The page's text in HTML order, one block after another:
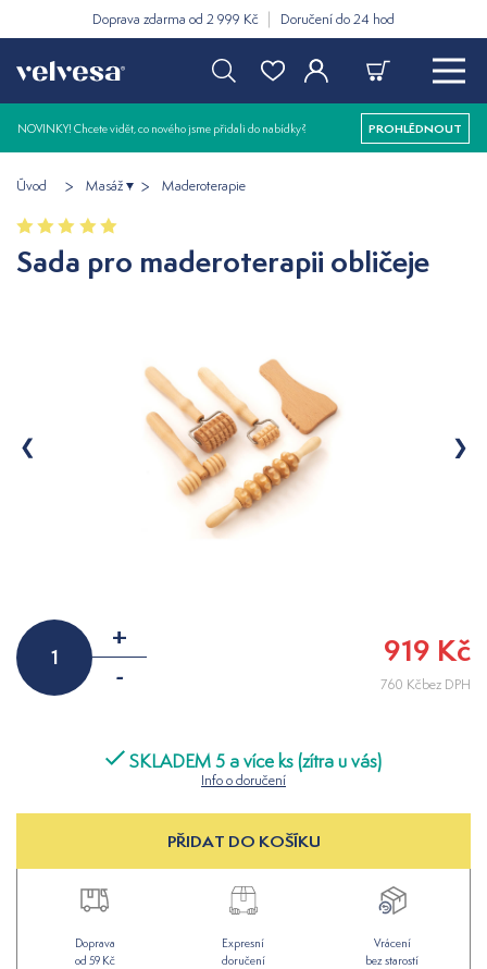
Doprava zdarma od 2 999 Kč Doručení do 24 hod
NOVINKY! Chcete vidět, co nového jsme přidali do nabídky? PROHLÉDNOUT
Úvod Masáž Maderoterapie
Sada pro maderoterapii obličeje
+
-
919 Kč
760 Kčbez DPH
SKLADEM 5 a více ks (zítra u vás)
Info o doručení
PŘIDAT DO KOŠÍKU
Doprava
od 59 Kč
Expresní
doručení
Vrácení
bez starostí